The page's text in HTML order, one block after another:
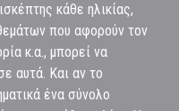
κάθε ηλικίας,
που αφορούν τον
κ.α., μπορεί να
αυτά. Και αν το
ένα σύνολο